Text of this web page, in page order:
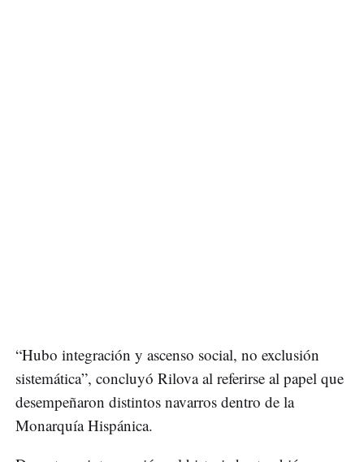
“Hubo integración y ascenso social, no exclusión
sistemática”, concluyó Rilova al referirse al papel que
desempeñaron distintos navarros dentro de la
Monarquía Hispánica.